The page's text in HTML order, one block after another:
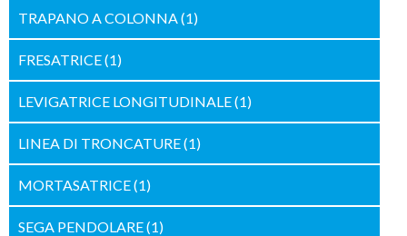
TRAPANO A COLONNA (1)
FRESATRICE(1)
LEVIGATRICE LONGITUDINALE(1)
LINEA DI TRONCATURE(1)
MORTASATRICE(1)
SEGA PENDOLARE(1)